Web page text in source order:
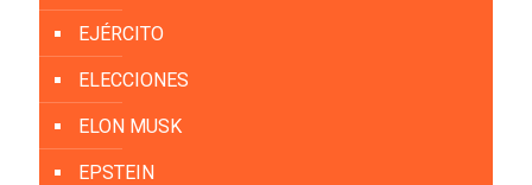
EJÉRCITO
ELECCIONES
ELON MUSK
EPSTEIN